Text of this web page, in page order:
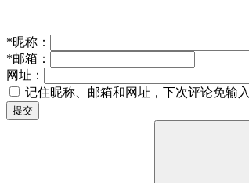
*昵称：
*邮箱：
网址：
记住昵称、邮箱和网址，下次评论免输入
提交